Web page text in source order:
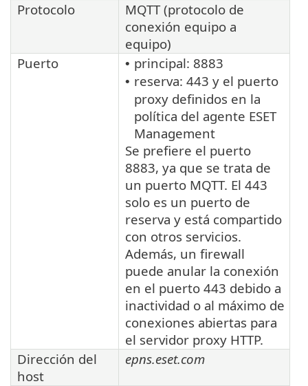
Protocolo
MQTT (protocolo de
conexión equipo a
equipo)
Puerto
• principal: 8883
• reserva: 443 y el puerto
proxy definidos en la
política del agente ESET
Management
Se prefiere el puerto
8883, ya que se trata de
un puerto MQTT. El 443
solo es un puerto de
reserva y está compartido
con otros servicios.
Además, un firewall
puede anular la conexión
en el puerto 443 debido a
inactividad o al máximo de
conexiones abiertas para
el servidor proxy HTTP.
Dirección del
host
epns.eset.com